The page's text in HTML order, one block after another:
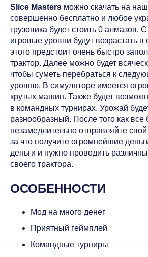
Slice Masters можно скачать на
совершенно бесплатно и любое
грузовика будет стоить 0 алмазов.
игровые уровни будут возрастать в
этого предстоит очень быстро
трактор. Далее можно будет
чтобы суметь перебраться к
уровню. В симуляторе имеется
крутых машин. Также будет
в командных турнирах. Урожай
разнообразный. После того как все
незамедлительно отправляйте
за что получите огромнейшие
деньги и нужно проводить
своего трактора.
ОСОБЕННОСТИ
Мод на много денег
Приятный геймплей
Командные турниры